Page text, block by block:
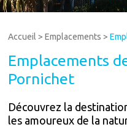
Accueil >Emplacements >
Emplacements
Pornichet
Découvrez la
les amoureux de la